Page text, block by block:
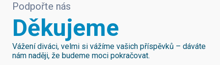
Podpořte nás
Děkujeme
Vážení diváci, velmi si vážíme vašich příspěvků – dáváte
nám naději, že budeme moci pokračovat.